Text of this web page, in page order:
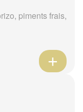
piments frais,